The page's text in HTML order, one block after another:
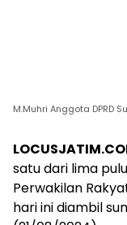
M.Muhri Anggota DPRD
satu dari lima
Perwakilan
hari ini diambil